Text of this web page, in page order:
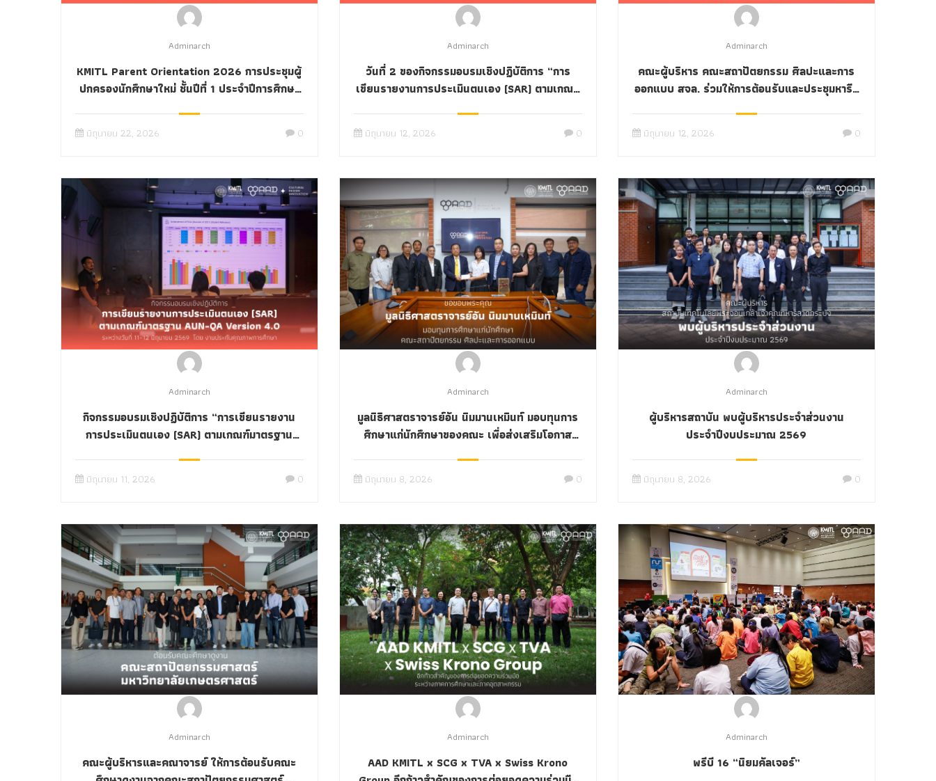
Adminarch
KMITL Parent Orientation 2026 การประชุมผู้
ปกครองนักศึกษาใหม่ ชั้นปีที่ 1 ประจำปีการศึกษา
มิถุนายน 22, 2026 0
Adminarch
วันที่ 2 ของกิจกรรมอบรมเชิงปฏิบัติการ “การ
เขียนรายงานการประเมินตนเอง (SAR) ตามเกณฑ์
มิถุนายน 12, 2026 0
Adminarch
คณะผู้บริหาร คณะสถาปัตยกรรม ศิลปะและการ
ออกแบบ สจล. ร่วมให้การต้อนรับและประชุมหารือ
มิถุนายน 12, 2026 0
Adminarch
กิจกรรมอบรมเชิงปฏิบัติการ “การเขียนรายงาน
การประเมินตนเอง (SAR) ตามเกณฑ์มาตรฐาน
มิถุนายน 11, 2026 0
Adminarch
มูลนิธิศาสตราจารย์อัน นิมมานเหมินท์ มอบทุนการ
ศึกษาแก่นักศึกษาของคณะ เพื่อส่งเสริมโอกาส
มิถุนายน 8, 2026 0
Adminarch
ผู้บริหารสถาบัน พบผู้บริหารประจำส่วนงาน
ประจำปีงบประมาณ 2569
มิถุนายน 8, 2026 0
Adminarch
คณะผู้บริหารและคณาจารย์ ให้การต้อนรับคณะ
Adminarch
AAD KMITL x SCG x TVA x Swiss Krono
Adminarch
พรีบี 16 “นิยมคัลเจอร์”